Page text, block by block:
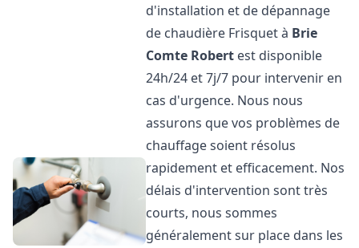
d'installation et de dépannage
de chaudière Frisquet à Brie
Comte Robert est disponible
24h/24 et 7j/7 pour intervenir en
cas d'urgence. Nous nous
assurons que vos problèmes de
chauffage soient résolus
rapidement et efficacement. Nos
délais d'intervention sont très
courts, nous sommes
généralement sur place dans les